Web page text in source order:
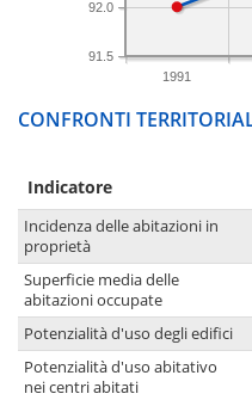
1991
91.5
92.0
CONFRONTI
Indicatore
Incidenza delle abitazioni in
proprietà
Superficie media delle
abitazioni occupate
Potenzialità d'uso degli edifici
Potenzialità d'uso abitativo
nei centri abitati